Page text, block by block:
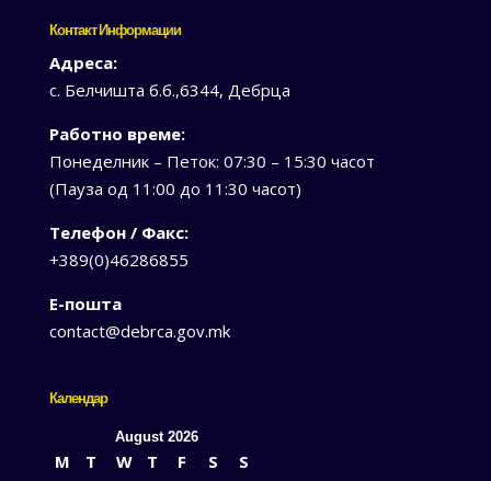
Контакт Информации
Адреса:
с. Белчишта б.б.,6344, Дебрца
Работно време:
Понеделник – Петок: 07:30 – 15:30 часот
(Пауза од 11:00 до 11:30 часот)
Телефон / Факс:
+389(0)46286855
Е-пошта
contact@debrca.gov.mk
Календар
August 2026
M T W T F S
S